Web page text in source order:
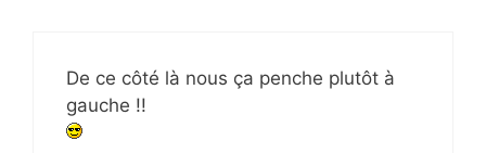
De ce côté là nous ça penche plutôt à
gauche !!